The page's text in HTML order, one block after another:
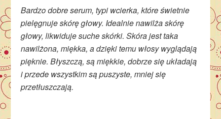
Bardzo dobre serum, typi wcierka, które świetnie
pielęgnuje skórę głowy. Idealnie nawilża skórę
głowy, likwiduje suche skórki. Skóra jest taka
nawilżona, miękka, a dzięki temu włosy wyglądają
pięknie. Błyszczą, są miękkie, dobrze się układają
i przede wszystkim są puszyste, mniej się
przetłuszczają.